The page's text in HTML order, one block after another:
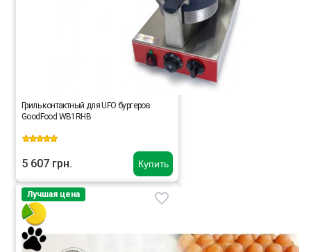
Купить
Гриль контактный для UFO бургеров
GoodFood WB1RHB
5 607 грн.
Лучшая цена